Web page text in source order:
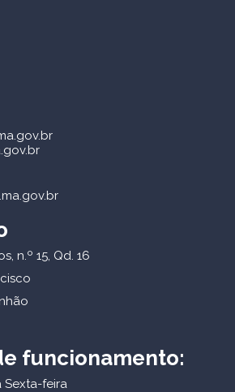
n.º 15, Qd. 16
funcionamento:
Sexta-feira